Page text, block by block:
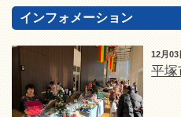
インフォメーション
12月03
平塚